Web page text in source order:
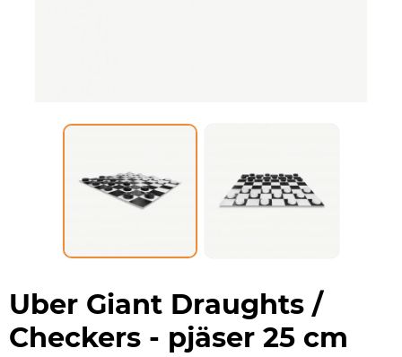
Uber Giant Draughts /
Checkers - pjäser 25 cm